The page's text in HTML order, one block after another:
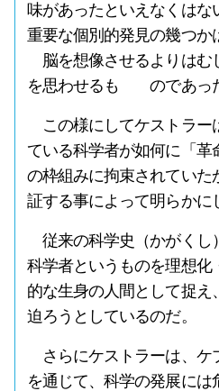
味があったといえなくは
重要な個別的発見の幾つ
脳を想像させるよりはむ
を思わせるも のであっ
この様にしてケストラー
ている科学者が如何に「革
の枠組みに拘束されていた
証する事によって明らかに
従来の科学史（かがくし
科学者というものを理想化
的な生身の人間として捉え
迫ろうとしているのだ。
さらにケストラーは、ケ
を通じて、科学の発展に